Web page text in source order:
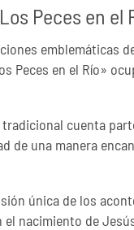
Peces en el
emblemáticas
Peces en el Río»
cuenta
de una manera
única de los
el nacimiento de